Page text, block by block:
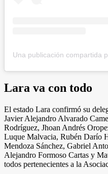
Lara va con todo
El estado Lara confirmó su
Javier Alejandro Alvarado
Rodríguez, Jhoan Andrés
Luque Malvacia, Rubén Darío
Mendoza Sánchez, Gabriel
Alejandro Formoso Cartas y
todos pertenecientes a la